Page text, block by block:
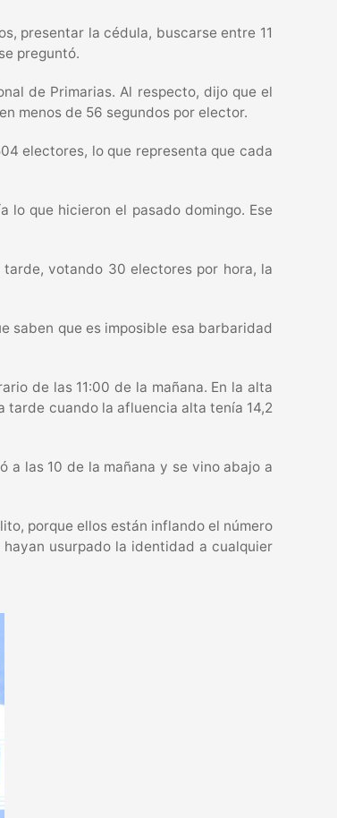
presentar la cédula, buscarse entre 11
preguntó.
de Primarias. Al respecto, dijo que el
menos de 56 segundos por elector.
electores, lo que representa que cada
lo que hicieron el pasado domingo. Ese
votando 30 electores por hora, la
saben que es imposible esa barbaridad
de las 11:00 de la mañana. En la alta
tarde cuando la afluencia alta tenía 14,2
a las 10 de la mañana y se vino abajo a
porque ellos están inflando el número
usurpado la identidad a cualquier